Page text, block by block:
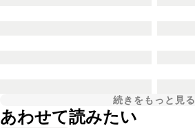
続きをもっと見る
あわせて読みたい